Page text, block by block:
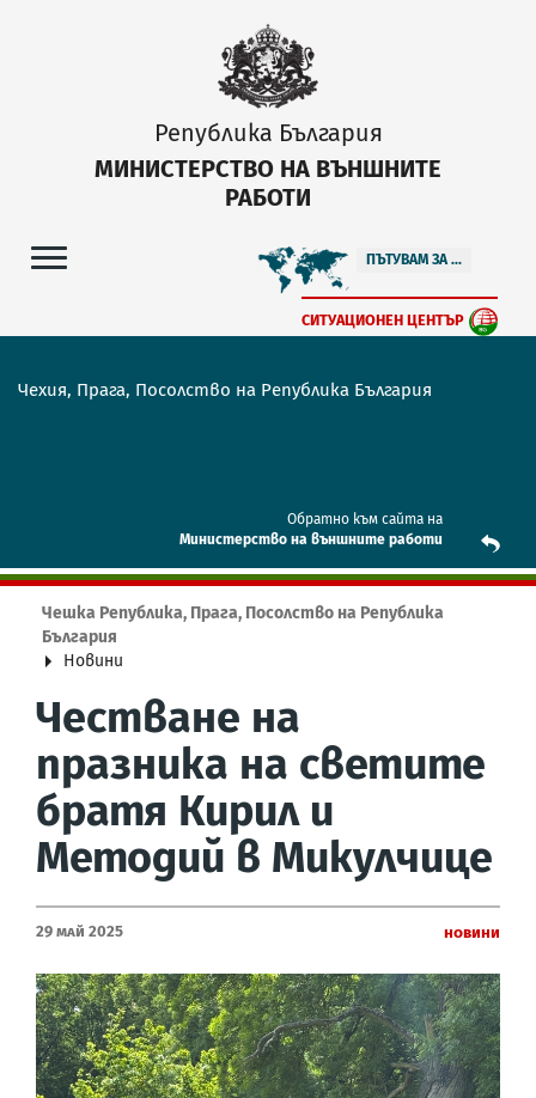
Република България
МИНИСТЕРСТВО НА ВЪНШНИТЕ
РАБОТИ
ПЪТУВАМ ЗА ...
СИТУАЦИОНЕН ЦЕНТЪР
Чехия, Прага, Посолство на Република България
Обратно към сайта на
Mинистерство на външните работи
Чешка Република, Прага, Посолство на Република
България
Новини
Честване на
празника на светите
братя Кирил и
Методий в Микулчице
29 Май 2025 Новини